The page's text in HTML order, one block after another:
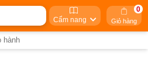
Cẩm nang Giỏ hàng
0
hành